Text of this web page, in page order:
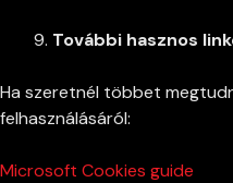
További hasznos
Ha szeretnél többet
felhasználásáról:
Microsoft Cookies guide